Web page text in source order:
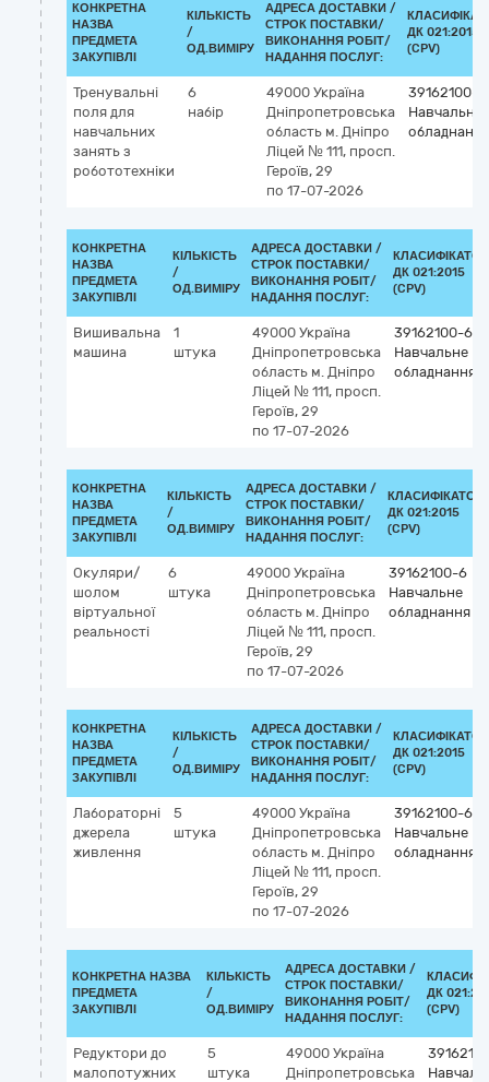
КОНКРЕТНА
НАЗВА
ПРЕДМЕТА
ЗАКУПІВЛІ
КІЛЬКІСТЬ
/
ОД.ВИМІРУ
АДРЕСА ДОСТАВКИ /
СТРОК ПОСТАВКИ/
ВИКОНАННЯ РОБІТ/
НАДАННЯ ПОСЛУГ:
ДК 021:2015
(CPV)
Тренувальні
поля для
навчальних
занять з
робототехніки
6
набір
49000 Україна
Дніпропетровська
область м. Дніпро
Ліцей № 111, просп.
Героїв, 29
по 17-07-2026
39162100-6
Навчальне
обладнання
КОНКРЕТНА
НАЗВА
ПРЕДМЕТА
ЗАКУПІВЛІ
КІЛЬКІСТЬ
/
ОД.ВИМІРУ
АДРЕСА ДОСТАВКИ /
СТРОК ПОСТАВКИ/
ВИКОНАННЯ РОБІТ/
НАДАННЯ ПОСЛУГ:
КЛАСИФІКАТОР
ДК 021:2015
(CPV)
Вишивальна
машина
1
штука
49000 Україна
Дніпропетровська
область м. Дніпро
Ліцей № 111, просп.
Героїв, 29
по 17-07-2026
39162100-6
Навчальне
обладнання
КОНКРЕТНА
НАЗВА
ПРЕДМЕТА
ЗАКУПІВЛІ
КІЛЬКІСТЬ
/
ОД.ВИМІРУ
АДРЕСА ДОСТАВКИ /
СТРОК ПОСТАВКИ/
ВИКОНАННЯ РОБІТ/
НАДАННЯ ПОСЛУГ:
КЛАСИФІКАТОР
ДК 021:2015
(CPV)
Окуляри/
шолом
віртуальної
реальності
6
штука
49000 Україна
Дніпропетровська
область м. Дніпро
Ліцей № 111, просп.
Героїв, 29
по 17-07-2026
39162100-6
Навчальне
обладнання
КОНКРЕТНА
НАЗВА
ПРЕДМЕТА
ЗАКУПІВЛІ
КІЛЬКІСТЬ
/
ОД.ВИМІРУ
АДРЕСА ДОСТАВКИ /
СТРОК ПОСТАВКИ/
ВИКОНАННЯ РОБІТ/
НАДАННЯ ПОСЛУГ:
КЛАСИФІКАТОР
ДК 021:2015
(CPV)
Лабораторні
джерела
живлення
5
штука
49000 Україна
Дніпропетровська
область м. Дніпро
Ліцей № 111, просп.
Героїв, 29
по 17-07-2026
39162100-6
Навчальне
обладнання
КОНКРЕТНА НАЗВА
ПРЕДМЕТА
ЗАКУПІВЛІ
КІЛЬКІСТЬ
/
ОД.ВИМІРУ
АДРЕСА ДОСТАВКИ /
СТРОК ПОСТАВКИ/
ВИКОНАННЯ РОБІТ/
НАДАННЯ ПОСЛУГ:
ДК
(CPV)
Редуктори до
малопотужних
5
штука
49000 Україна
Дніпропетровська